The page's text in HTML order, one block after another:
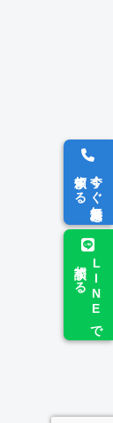
今すぐ無料見積を
依頼する
LINEで
相談する